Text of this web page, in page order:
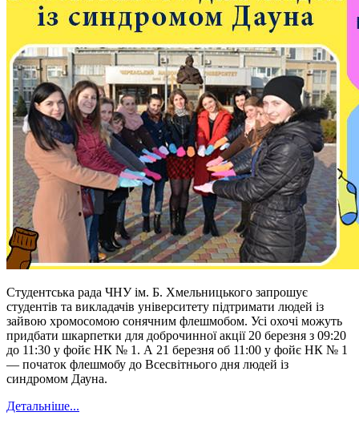
Студентська рада ЧНУ ім. Б. Хмельницького запрошує
студентів та викладачів університету підтримати людей із
зайвою хромосомою сонячним флешмобом. Усі охочі можуть
придбати шкарпетки для доброчинної акції 20 березня з 09:20
до 11:30 у фойє НК № 1. А 21 березня об 11:00 у фойє НК № 1
— початок флешмобу до Всесвітнього дня людей із
синдромом Дауна.
Детальніше...